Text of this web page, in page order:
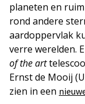
planeten en
rond andere
aardoppervlak
verre werelden.
of the art
Ernst de Mooij
zien in een